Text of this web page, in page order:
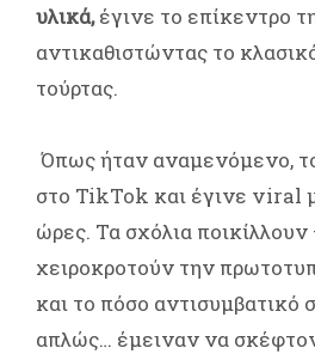
υλικά,έγινε το επίκεντρο
αντικαθιστώντας το
τούρτας.
Όπως ήταν αναμενόμενο,
στο TikTok και έγινε viral
ώρες. Τα σχόλια ποικίλλουν
χειροκροτούν την
και το πόσο αντισυμβατικό
απλώς… έμειναν να